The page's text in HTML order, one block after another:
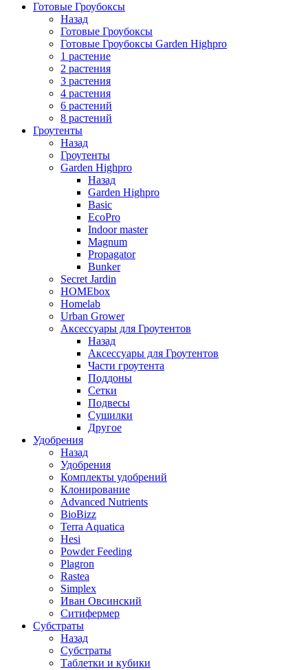
Готовые Гроубоксы
Назад
Готовые Гроубоксы
Готовые Гроубоксы Garden Highpro
1 растение
2 растения
3 растения
4 растения
6 растений
8 растений
Гроутенты
Назад
Гроутенты
Garden Highpro
Назад
Garden Highpro
Basic
EcoPro
Indoor master
Magnum
Propagator
Bunker
Secret Jardin
HOMEbox
Homelab
Urban Grower
Аксессуары для Гроутентов
Назад
Аксессуары для Гроутентов
Части гроутента
Поддоны
Сетки
Подвесы
Сушилки
Другое
Удобрения
Назад
Удобрения
Комплекты удобрений
Клонирование
Advanced Nutrients
BioBizz
Terra Aquatica
Hesi
Powder Feeding
Plagron
Rastea
Simplex
Иван Овсинский
Ситифермер
Субстраты
Назад
Субстраты
Таблетки и кубики